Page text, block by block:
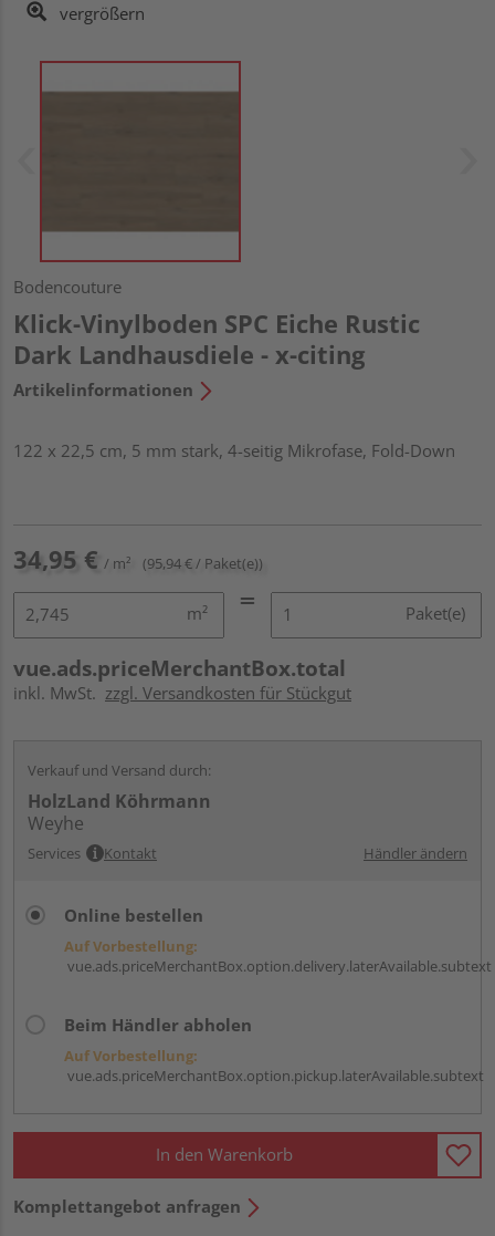
vergrößern
Bodencouture
Klick-Vinylboden SPC Eiche Rustic
Dark Landhausdiele - x-citing
Artikelinformationen
122 x 22,5 cm, 5 mm stark, 4-seitig Mikrofase, Fold-Down
34,95 € / m² (95,94 € / Paket(e))
m² Paket(e)
vue.ads.priceMerchantBox.total
inkl. MwSt. zzgl. Versandkosten für Stückgut
Verkauf und Versand durch:
HolzLand Köhrmann
Weyhe
Services Kontakt Händler ändern
Online bestellen
Auf Vorbestellung:
vue.ads.priceMerchantBox.option.delivery.laterAvailable.subtext
Beim Händler abholen
Auf Vorbestellung:
vue.ads.priceMerchantBox.option.pickup.laterAvailable.subtext
In den Warenkorb
Komplettangebot anfragen